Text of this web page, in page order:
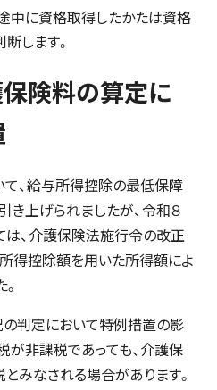
に資格取得したかたは資格
します。
険料の算定に
、給与所得控除の最低保障
上げられましたが、令和８
、介護保険法施行令の改正
得控除額を用いた所得額によ
判定において特例措置の影
が非課税であっても、介護保
みなされる場合があります。